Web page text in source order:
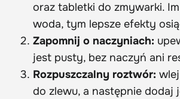
oraz tabletki do zmywarki.
woda, tym lepsze efekty
Zapomnij o naczyniach:
jest pusty, bez naczyń ani
Rozpuszczalny roztwór:
do zlewu, a następnie dodaj